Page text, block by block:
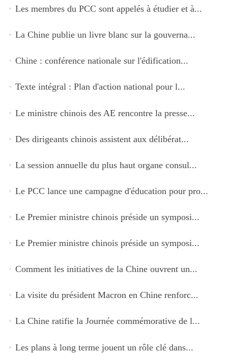
Les membres du PCC sont appelés à étudier et à...
La Chine publie un livre blanc sur la gouverna...
Chine : conférence nationale sur l'édification...
Texte intégral : Plan d'action national pour l...
Le ministre chinois des AE rencontre la presse...
Des dirigeants chinois assistent aux délibérat...
La session annuelle du plus haut organe consul...
Le PCC lance une campagne d'éducation pour pro...
Le Premier ministre chinois préside un symposi...
Le Premier ministre chinois préside un symposi...
Comment les initiatives de la Chine ouvrent un...
La visite du président Macron en Chine renforc...
La Chine ratifie la Journée commémorative de l...
Les plans à long terme jouent un rôle clé dans...